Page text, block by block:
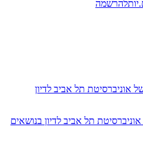
להרשמה
תל אביב לדיון בנושאים